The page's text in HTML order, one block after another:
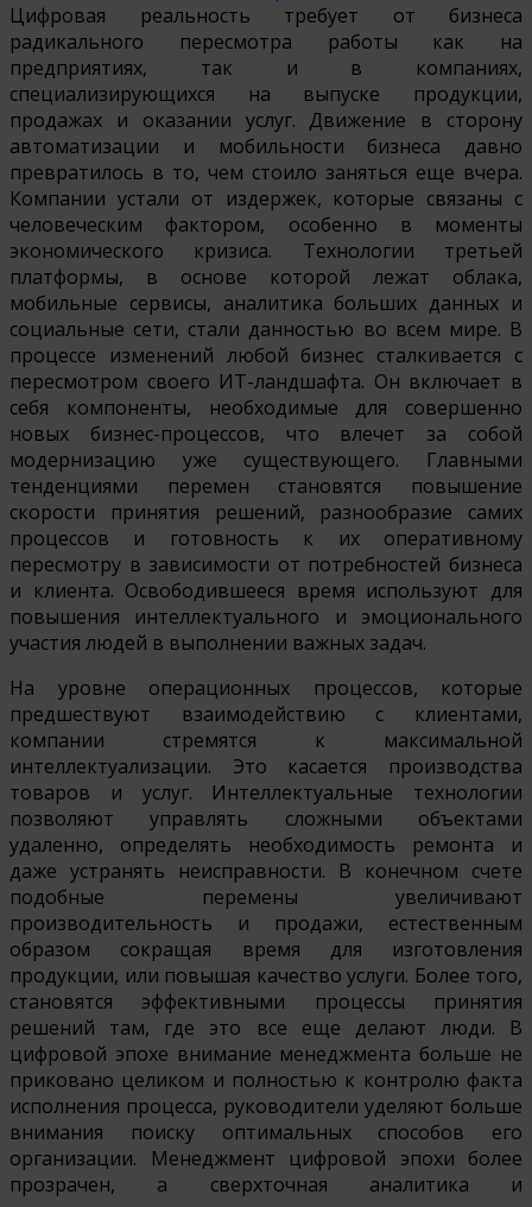
Цифровая реальность требует от бизнеса
радикального пересмотра работы как на
предприятиях, так и в компаниях,
специализирующихся на выпуске продукции,
продажах и оказании услуг. Движение в сторону
автоматизации и мобильности бизнеса давно
превратилось в то, чем стоило заняться еще вчера.
Компании устали от издержек, которые связаны с
человеческим фактором, особенно в моменты
экономического кризиса. Технологии третьей
платформы, в основе которой лежат облака,
мобильные сервисы, аналитика больших данных и
социальные сети, стали данностью во всем мире. В
процессе изменений любой бизнес сталкивается с
пересмотром своего ИТ-ландшафта. Он включает в
себя компоненты, необходимые для совершенно
новых бизнес-процессов, что влечет за собой
модернизацию уже существующего. Главными
тенденциями перемен становятся повышение
скорости принятия решений, разнообразие самих
процессов и готовность к их оперативному
пересмотру в зависимости от потребностей бизнеса
и клиента. Освободившееся время используют для
повышения интеллектуального и эмоционального
участия людей в выполнении важных задач.
На уровне операционных процессов, которые
предшествуют взаимодействию с клиентами,
компании стремятся к максимальной
интеллектуализации. Это касается производства
товаров и услуг. Интеллектуальные технологии
позволяют управлять сложными объектами
удаленно, определять необходимость ремонта и
даже устранять неисправности. В конечном счете
подобные перемены увеличивают
производительность и продажи, естественным
образом сокращая время для изготовления
продукции, или повышая качество услуги. Более того,
становятся эффективными процессы принятия
решений там, где это все еще делают люди. В
цифровой эпохе внимание менеджмента больше не
приковано целиком и полностью к контролю факта
исполнения процесса, руководители уделяют больше
внимания поиску оптимальных способов его
организации. Менеджмент цифровой эпохи более
прозрачен, а сверхточная аналитика и